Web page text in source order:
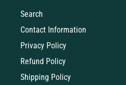
Search
Contact Information
Privacy Policy
Refund Policy
Shipping Policy